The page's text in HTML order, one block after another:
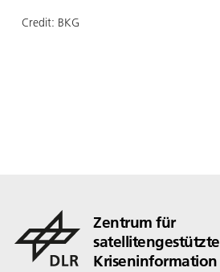
Credit: BKG
Zentrum für
satellitengestützte
Kriseninformation